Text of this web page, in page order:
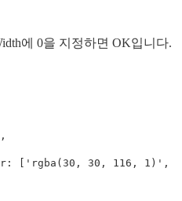
에 0을 지정하면 OK입니다.
['rgba(30, 30, 116, 1)',